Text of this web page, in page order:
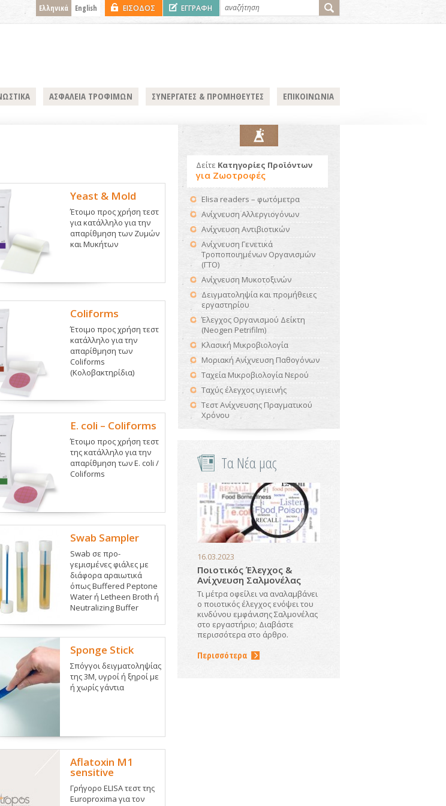
ΕΙΣΟΔΟΣ ΕΓΓΡΑΦΗ
Ελληνικά English
ΑΣΦΑΛΕΙΑ ΤΡΟΦΙΜΩΝ ΣΥΝΕΡΓΑΤΕΣ & ΠΡΟΜΗΘΕΥΤΕΣ ΕΠΙΚΟΙΝΩΝΙΑ
Yeast & Mold
Έτοιμο προς χρήση τεστ
για κατάλληλο για την
απαρίθμηση των Ζυμών
και Μυκήτων
Coliforms
Έτοιμο προς χρήση τεστ
κατάλληλο για την
απαρίθμηση των
Coliforms
(Κολοβακτηρίδια)
E. coli – Coliforms
Έτοιμο προς χρήση τεστ
της κατάλληλο για την
απαρίθμηση των E. coli /
Coliforms
Swab Sampler
Swab σε προ-
γεμισμένες φιάλες με
διάφορα αραιωτικά
όπως Buffered Peptone
Water ή Letheen Broth ή
Neutralizing Buffer
Sponge Stick
Σπόγγοι δειγματοληψίας
της 3Μ, υγροί ή ξηροί με
ή χωρίς γάντια
Aflatoxin M1
sensitive
Γρήγορο ELISA τεστ της
Europroxima για τον
Δείτε Κατηγορίες Προϊόντων
για Ζωοτροφές
Elisa readers – φωτόμετρα
Ανίχνευση Αλλεργιογόνων
Ανίχνευση Αντιβιοτικών
Ανίχνευση Γενετικά
Τροποποιημένων Οργανισμών
(ΓΤΟ)
Ανίχνευση Μυκοτοξινών
Δειγματοληψία και προμήθειες
εργαστηρίου
Έλεγχος Οργανισμού Δείκτη
(Neogen Petrifilm)
Κλασική Μικροβιολογία
Μοριακή Ανίχνευση Παθογόνων
Ταχεία Μικροβιολογία Νερού
Ταχύς έλεγχος υγιεινής
Τεστ Ανίχνευσης Πραγματικού
Χρόνου
Τα Νέα μας
16.03.2023
Ποιοτικός Έλεγχος &
Ανίχνευση Σαλμονέλας
Τι μέτρα οφείλει να αναλαμβάνει
ο ποιοτικός έλεγχος ενόψει του
κινδύνου εμφάνισης Σαλμονέλας
στο εργαστήριο; Διαβάστε
περισσότερα στο άρθρο.
Περισσότερα